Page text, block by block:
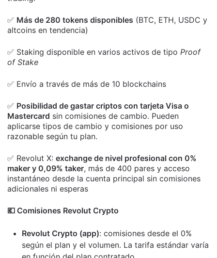
✅ Más de 280 tokens disponibles (BTC, ETH, USDC y
altcoins en tendencia)
✅ Staking disponible en varios activos de tipo Proof
of Stake
✅ Envío a través de más de 10 blockchains
✅ Posibilidad de gastar criptos con tarjeta Visa o
Mastercard sin comisiones de cambio. Pueden
aplicarse tipos de cambio y comisiones por uso
razonable según tu plan.
✅ Revolut X: exchange de nivel profesional con 0%
maker y 0,09% taker, más de 400 pares y acceso
instantáneo desde la cuenta principal sin comisiones
adicionales ni esperas
💶 Comisiones Revolut Crypto
Revolut Crypto (app): comisiones desde el 0%
según el plan y el volumen. La tarifa estándar varía